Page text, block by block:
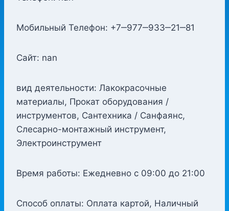
Мобильный Телефон: +7‒977‒933‒21‒81
Сайт: nan
вид деятельности: Лакокрасочные
материалы, Прокат оборудования /
инструментов, Сантехника / Санфаянс,
Слесарно-монтажный инструмент,
Электроинструмент
Время работы: Ежедневно с 09:00 до 21:00
Способ оплаты: Оплата картой, Наличный